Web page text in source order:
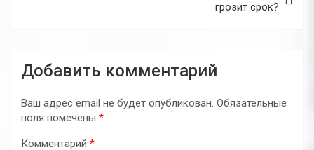
грозит срок?
Добавить комментарий
Ваш адрес email не будет опубликован. Обязательные
поля помечены *
Комментарий *